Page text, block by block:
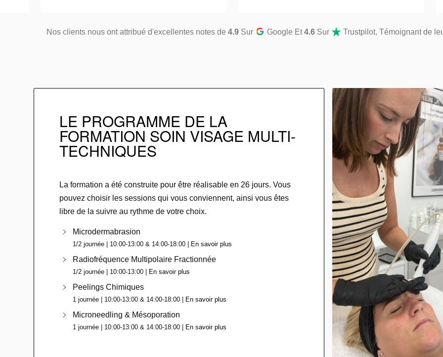
Nos clients nous ont attribué d'excellentes notes de 4.9Sur Google Et4.6Sur Trustpilot, Témoignant de
LE PROGRAMME DE LA
FORMATION SOIN VISAGE MULTI-
TECHNIQUES
La formation a été construite pour être réalisable en 26 jours. Vous
pouvez choisir les sessions qui vous conviennent, ainsi vous êtes
libre de la suivre au rythme de votre choix.
Microdermabrasion
1/2 journée | 10:00-13:00 & 14:00-18:00 | En savoir plus
Radiofréquence Multipolaire Fractionnée
1/2 journée | 10:00-13:00 | En savoir plus
Peelings Chimiques
1 journée | 10:00-13:00 & 14:00-18:00 | En savoir plus
Microneedling & Mésoporation
1 journée | 10:00-13:00 & 14:00-18:00 | En savoir plus